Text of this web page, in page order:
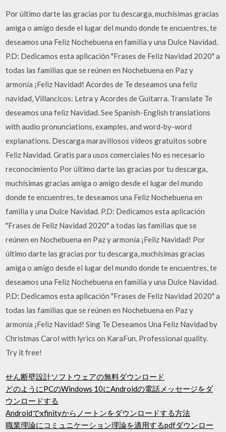
Por último darte las gracias por tu descarga, muchísimas gracias
amiga o amigo desde el lugar del mundo donde te encuentres, te
deseamos una Feliz Nochebuena en familia y una Dulce Navidad.
P.D: Dedicamos esta aplicación "Frases de Feliz Navidad 2020" a
todas las familias que se reúnen en Nochebuena en Paz y
armonía ¡Feliz Navidad! Acordes de Te deseamos una feliz
navidad, Villancicos: Letra y Acordes de Guitarra. Translate Te
deseamos una feliz Navidad. See Spanish-English translations
with audio pronunciations, examples, and word-by-word
explanations. Descarga maravillosos vídeos gratuitos sobre
Feliz Navidad. Gratis para usos comerciales No es necesario
reconocimiento Por último darte las gracias por tu descarga,
muchísimas gracias amiga o amigo desde el lugar del mundo
donde te encuentres, te deseamos una Feliz Nochebuena en
familia y una Dulce Navidad. P.D: Dedicamos esta aplicación
"Frases de Feliz Navidad 2020" a todas las familias que se
reúnen en Nochebuena en Paz y armonía ¡Feliz Navidad! Por
último darte las gracias por tu descarga, muchísimas gracias
amiga o amigo desde el lugar del mundo donde te encuentres, te
deseamos una Feliz Nochebuena en familia y una Dulce Navidad.
P.D: Dedicamos esta aplicación "Frases de Feliz Navidad 2020" a
todas las familias que se reúnen en Nochebuena en Paz y
armonía ¡Feliz Navidad! Sing Te Deseamos Una Feliz Navidad by
Christmas Carol with lyrics on KaraFun. Professional quality.
Try it free!
せん断壁設計ソフトウェアの無料ダウンロード
どのようにPCのWindows 10にAndroidの電話メッセージをダ
ウンロードする
Androidでxfinityからノートンをダウンロードする方法
職業理論にコミュニケーション理論を適用するpdfダウンロー